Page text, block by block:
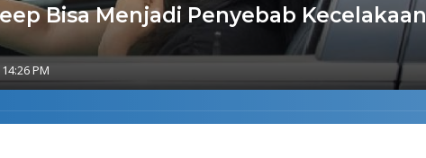
Bisa Menjadi Penyebab Kecelakaan
PM